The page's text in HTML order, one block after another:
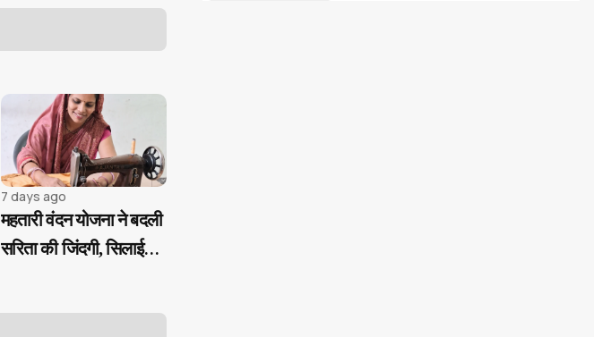
7 days ago
महतारी वंदन योजना ने बदली
सरिता की जिंदगी, सिलाई